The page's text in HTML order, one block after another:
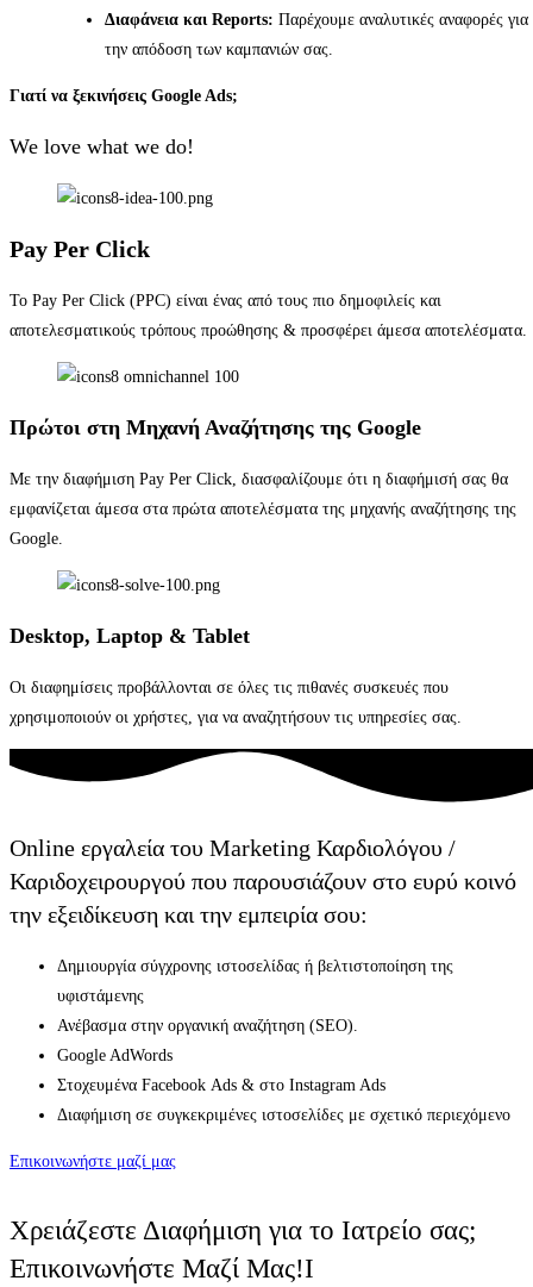
Διαφάνεια και Reports: Παρέχουμε αναλυτικές αναφορές για
την απόδοση των καμπανιών σας.
Γιατί να ξεκινήσεις Google Ads;
We love what we do!
Pay Per Click
Το Pay Per Click (PPC) είναι ένας από τους πιο δημοφιλείς και
αποτελεσματικούς τρόπους προώθησης & προσφέρει άμεσα αποτελέσματα.
Πρώτοι στη Μηχανή Αναζήτησης της Google
Με την διαφήμιση Pay Per Click, διασφαλίζουμε ότι η διαφήμισή σας θα
εμφανίζεται άμεσα στα πρώτα αποτελέσματα της μηχανής αναζήτησης της
Google.
Desktop, Laptop & Tablet
Οι διαφημίσεις προβάλλονται σε όλες τις πιθανές συσκευές που
χρησιμοποιούν οι χρήστες, για να αναζητήσουν τις υπηρεσίες σας.
Online εργαλεία του Marketing Καρδιολόγου /
Καριδοχειρουργού που παρουσιάζουν στο ευρύ κοινό
την εξειδίκευση και την εμπειρία σου:
Δημιουργία σύγχρονης ιστοσελίδας ή βελτιστοποίηση της
υφιστάμενης
Ανέβασμα στην οργανική αναζήτηση (SEO).
Google AdWords
Στοχευμένα Facebook Αds & στο Ιnstagram Ads
Διαφήμιση σε συγκεκριμένες ιστοσελίδες με σχετικό περιεχόμενο
Επικοινωνήστε μαζί μας
Χρειάζεστε Διαφήμιση για το Iατρείο σας;
Eπικοινωνήστε Μαζί Μας!I